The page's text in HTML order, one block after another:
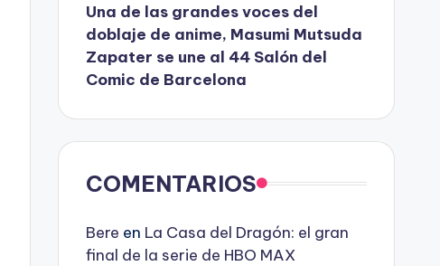
Una de las grandes voces del
doblaje de anime, Masumi Mutsuda
Zapater se une al 44 Salón del
Comic de Barcelona
COMENTARIOS
Bere en La Casa del Dragón: el gran
final de la serie de HBO MAX